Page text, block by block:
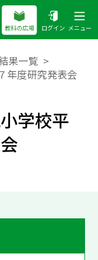
教科の広場 ログイン メニュー
果一覧
年度研究発表会
学校平